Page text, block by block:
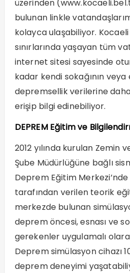
üzerinden (
bulunan linkle
kolayca ulaşabiliyor.
sınırlarında yaşayan tüm
internet sitesi sayesinde
kadar kendi sokağının
depremsellik verilerine
erişip bilgi edinebiliyor.
DEPREM Eğitim ve
2012 yılında kurulan Zemin
Şube Müdürlüğüne bağlı
Deprem Eğitim
tarafından verilen teorik
merkezde bulunan
deprem öncesi, esnası ve
gerekenler uygulamalı
Deprem simülasyon cihazı
deprem deneyimi